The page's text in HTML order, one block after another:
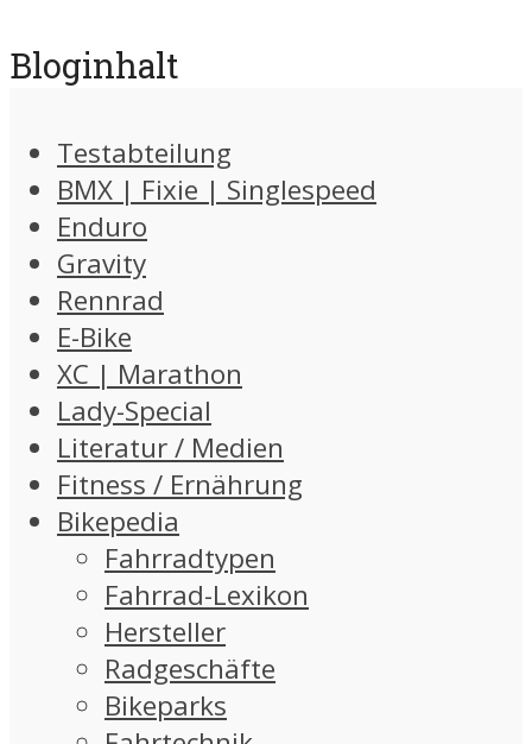
Bloginhalt
Testabteilung
BMX | Fixie | Singlespeed
Enduro
Gravity
Rennrad
E-Bike
XC | Marathon
Lady-Special
Literatur / Medien
Fitness / Ernährung
Bikepedia
Fahrradtypen
Fahrrad-Lexikon
Hersteller
Radgeschäfte
Bikeparks